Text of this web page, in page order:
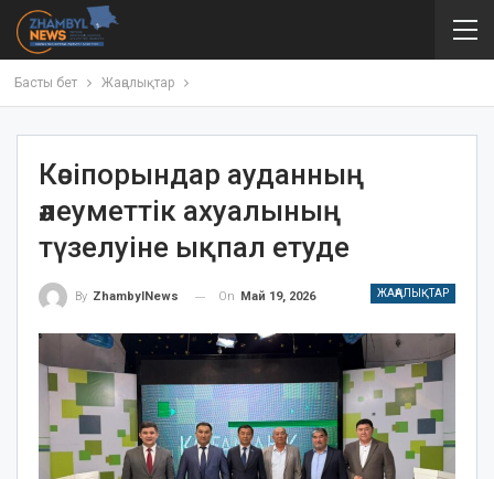
Басты бет Жаңалықтар
Кәсіпорындар ауданның
әлеуметтік ахуалының
түзелуіне ықпал етуде
ЖАҢАЛЫҚТАР
By ZhambylNews On Май 19, 2026